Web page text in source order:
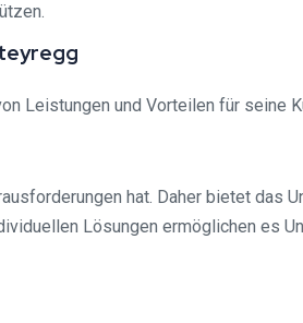
Leistungen und Vorteilen für seine
hat. Daher bietet das
Lösungen ermöglichen es